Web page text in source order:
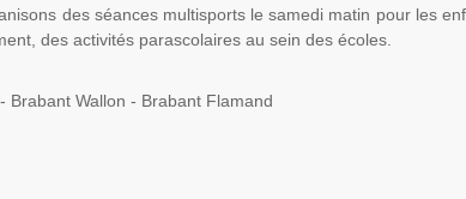
des séances multisports le samedi matin pour les
des activités parascolaires au sein des écoles.
Brabant Wallon - Brabant Flamand